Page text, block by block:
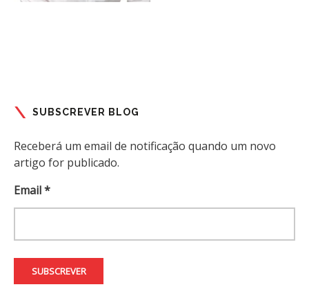
SUBSCREVER BLOG
Receberá um email de notificação quando um novo
artigo for publicado.
Email *